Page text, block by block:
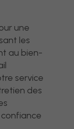
une
les
au bien-
service
des